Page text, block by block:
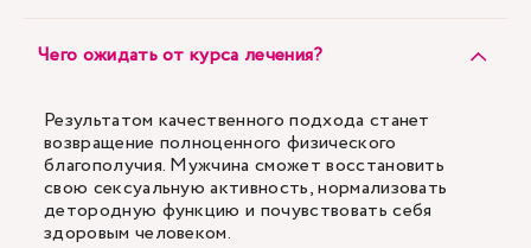
Чего ожидать от курса лечения?
Результатом качественного подхода станет
возвращение полноценного физического
благополучия. Мужчина сможет восстановить
свою сексуальную активность, нормализовать
детородную функцию и почувствовать себя
здоровым человеком.